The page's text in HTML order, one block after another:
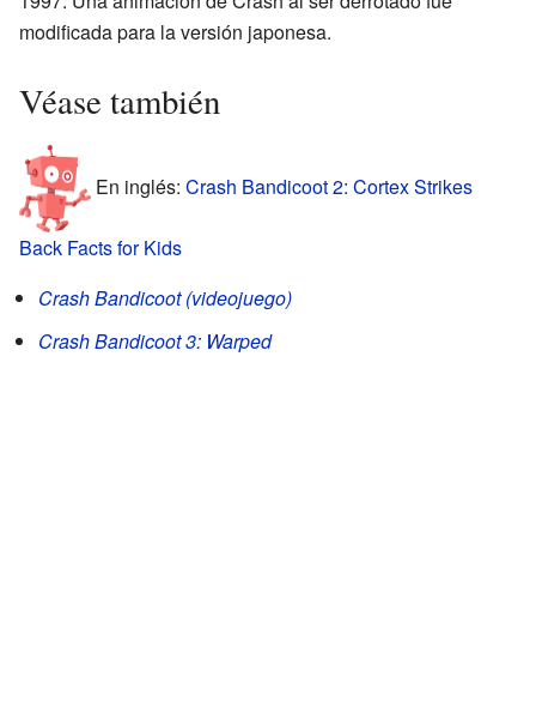
modificada para la versión japonesa.
Véase también
En inglés: Crash Bandicoot 2: Cortex Strikes
Back Facts for Kids
Crash Bandicoot (videojuego)
Crash Bandicoot 3: Warped